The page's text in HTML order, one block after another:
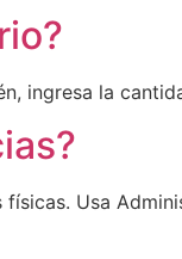
ingresa la
Usa